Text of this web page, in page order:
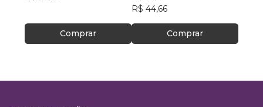
Comprar
Autoconfiança e
Autoperformance
R$ 44,66
Comprar